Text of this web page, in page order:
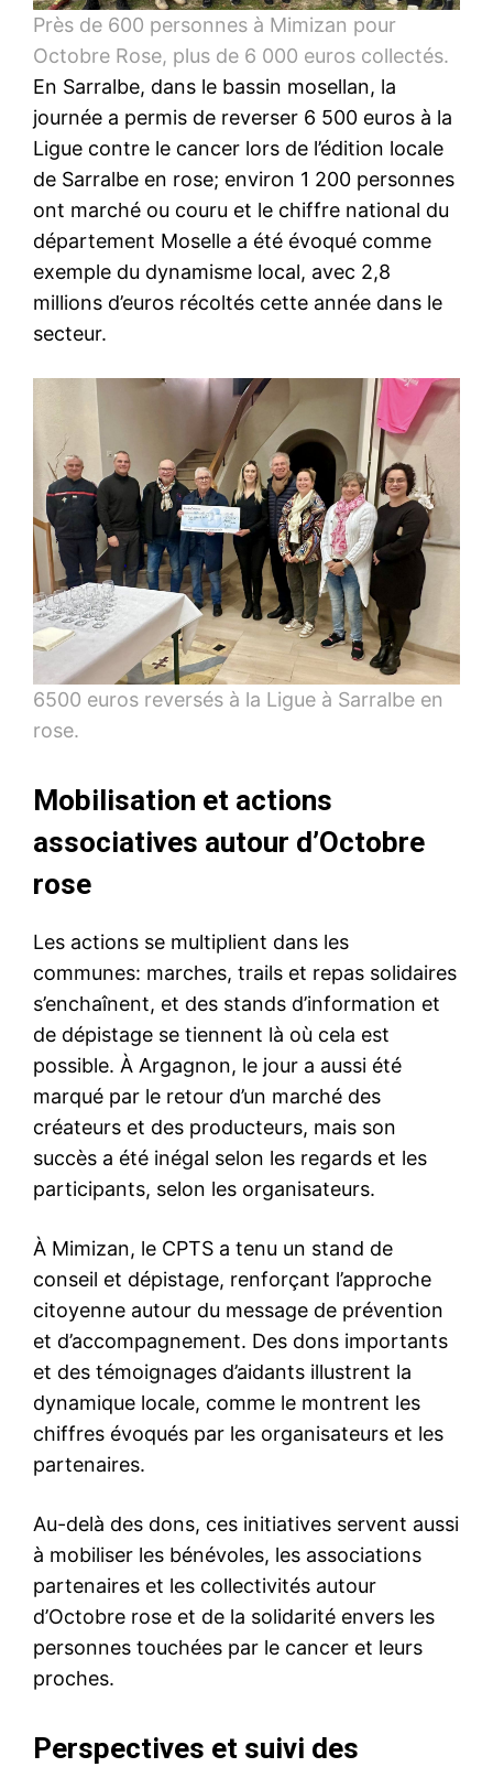
Près de 600 personnes à Mimizan pour
Octobre Rose, plus de 6 000 euros collectés.
En Sarralbe, dans le bassin mosellan, la
journée a permis de reverser 6 500 euros à la
Ligue contre le cancer lors de l’édition locale
de Sarralbe en rose; environ 1 200 personnes
ont marché ou couru et le chiffre national du
département Moselle a été évoqué comme
exemple du dynamisme local, avec 2,8
millions d’euros récoltés cette année dans le
secteur.
6500 euros reversés à la Ligue à Sarralbe en
rose.
Mobilisation et actions
associatives autour d’Octobre
rose
Les actions se multiplient dans les
communes: marches, trails et repas solidaires
s’enchaînent, et des stands d’information et
de dépistage se tiennent là où cela est
possible. À Argagnon, le jour a aussi été
marqué par le retour d’un marché des
créateurs et des producteurs, mais son
succès a été inégal selon les regards et les
participants, selon les organisateurs.
À Mimizan, le CPTS a tenu un stand de
conseil et dépistage, renforçant l’approche
citoyenne autour du message de prévention
et d’accompagnement. Des dons importants
et des témoignages d’aidants illustrent la
dynamique locale, comme le montrent les
chiffres évoqués par les organisateurs et les
partenaires.
Au-delà des dons, ces initiatives servent aussi
à mobiliser les bénévoles, les associations
partenaires et les collectivités autour
d’Octobre rose et de la solidarité envers les
personnes touchées par le cancer et leurs
proches.
Perspectives et suivi des